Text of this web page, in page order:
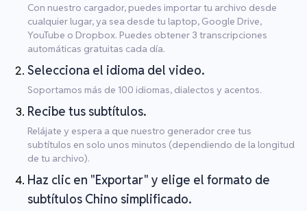
Con nuestro cargador, puedes importar tu archivo desde
cualquier lugar, ya sea desde tu laptop, Google Drive,
YouTube o Dropbox. Puedes obtener 3 transcripciones
automáticas gratuitas cada día.
Selecciona el idioma del video.
Soportamos más de 100 idiomas, dialectos y acentos.
Recibe tus subtítulos.
Relájate y espera a que nuestro generador cree tus
subtítulos en solo unos minutos (dependiendo de la longitud
de tu archivo).
Haz clic en "Exportar" y elige el formato de
subtítulos Chino simplificado.